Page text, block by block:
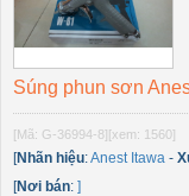
Súng phun sơn
[Mã: G-36994-8][xem: 1560]
[Nhãn hiệu:Anest Itawa -
[Nơi bán: ]